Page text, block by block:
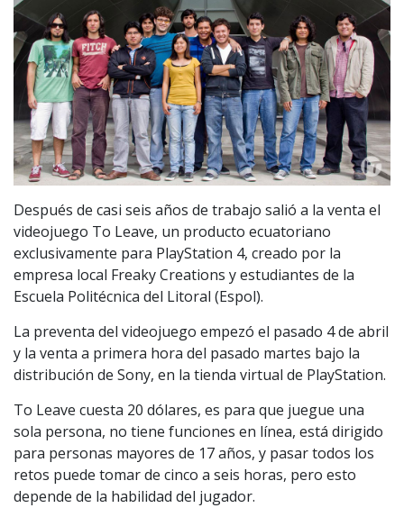
Después de casi seis años de trabajo salió a la venta el
videojuego To Leave, un producto ecuatoriano
exclusivamente para PlayStation 4, creado por la
empresa local Freaky Creations y estudiantes de la
Escuela Politécnica del Litoral (Espol).
La preventa del videojuego empezó el pasado 4 de abril
y la venta a primera hora del pasado martes bajo la
distribución de Sony, en la tienda virtual de PlayStation.
To Leave cuesta 20 dólares, es para que juegue una
sola persona, no tiene funciones en línea, está dirigido
para personas mayores de 17 años, y pasar todos los
retos puede tomar de cinco a seis horas, pero esto
depende de la habilidad del jugador.
CHILE
ARGENTINA
MÉXICO